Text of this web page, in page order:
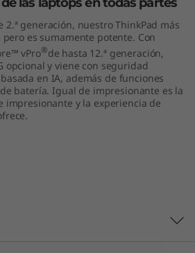
2.ª generación, nuestro ThinkPad más
es sumamente potente. Con
vPro®de hasta 12.ª generación,
opcional y viene con seguridad
en IA, además de funciones
batería. Igual de impresionante es la
impresionante y la experiencia de